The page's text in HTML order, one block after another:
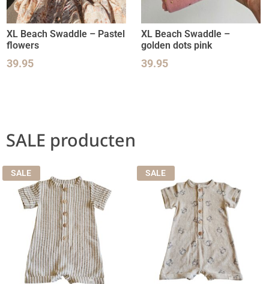
XL Beach Swaddle – Pastel
flowers
39.95
XL Beach Swaddle –
golden dots pink
39.95
SALE producten
SALE SALE